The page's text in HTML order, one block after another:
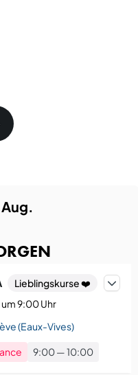
Aug.
Lieblingskurse ❤️
9:00 Uhr
(Eaux-Vives)
9:00—10:00